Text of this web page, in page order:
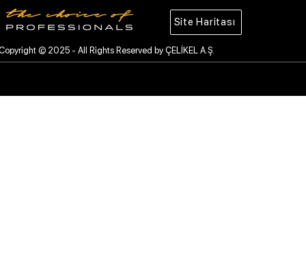
Site Haritası
© 2025 - All Rights Reserved by ÇELİKEL A.Ş.